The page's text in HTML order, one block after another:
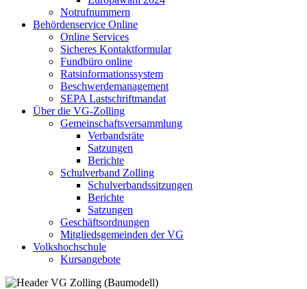
Notrufnummern
Behördenservice Online
Online Services
Sicheres Kontaktformular
Fundbüro online
Ratsinformationssystem
Beschwerdemanagement
SEPA Lastschriftmandat
Über die VG-Zolling
Gemeinschaftsversammlung
Verbandsräte
Satzungen
Berichte
Schulverband Zolling
Schulverbandssitzungen
Berichte
Satzungen
Geschäftsordnungen
Mitgliedsgemeinden der VG
Volkshochschule
Kursangebote